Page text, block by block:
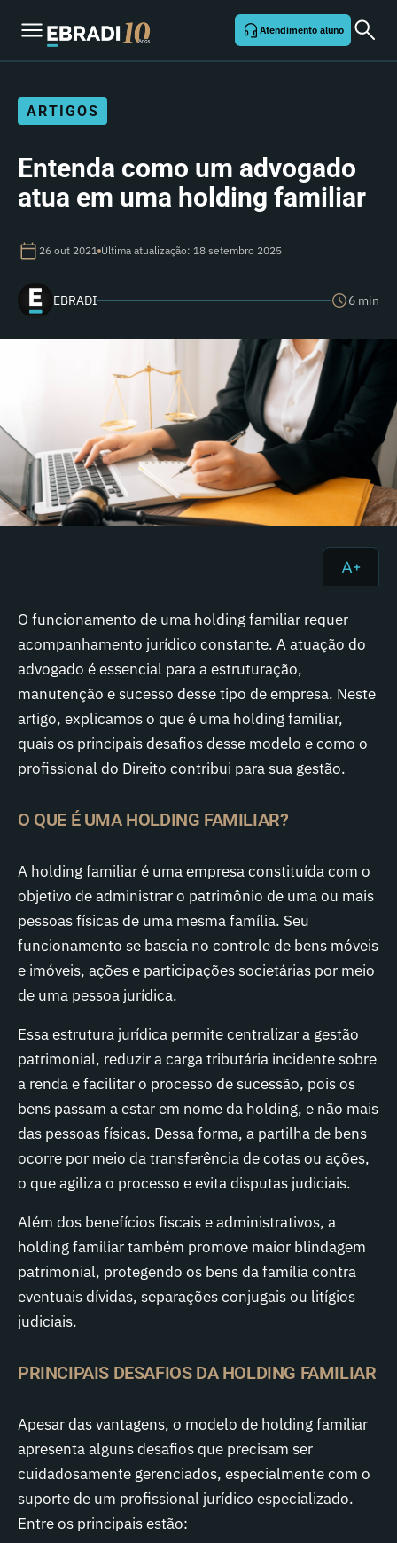
Atendimento aluno
ARTIGOS
Entenda como um advogado
atua em uma holding familiar
26 out 2021 Última atualização: 18 setembro 2025
EBRADI 6 min
O funcionamento de uma holding familiar requer
acompanhamento jurídico constante. A atuação do
advogado é essencial para a estruturação,
manutenção e sucesso desse tipo de empresa. Neste
artigo, explicamos o que é uma holding familiar,
quais os principais desafios desse modelo e como o
profissional do Direito contribui para sua gestão.
O QUE É UMA HOLDING FAMILIAR?
A holding familiar é uma empresa constituída com o
objetivo de administrar o patrimônio de uma ou mais
pessoas físicas de uma mesma família. Seu
funcionamento se baseia no controle de bens móveis
e imóveis, ações e participações societárias por meio
de uma pessoa jurídica.
Essa estrutura jurídica permite centralizar a gestão
patrimonial, reduzir a carga tributária incidente sobre
a renda e facilitar o processo de sucessão, pois os
bens passam a estar em nome da holding, e não mais
das pessoas físicas. Dessa forma, a partilha de bens
ocorre por meio da transferência de cotas ou ações,
o que agiliza o processo e evita disputas judiciais.
Além dos benefícios fiscais e administrativos, a
holding familiar também promove maior blindagem
patrimonial, protegendo os bens da família contra
eventuais dívidas, separações conjugais ou litígios
judiciais.
PRINCIPAIS DESAFIOS DA HOLDING FAMILIAR
Apesar das vantagens, o modelo de holding familiar
apresenta alguns desafios que precisam ser
cuidadosamente gerenciados, especialmente com o
suporte de um profissional jurídico especializado.
Entre os principais estão: